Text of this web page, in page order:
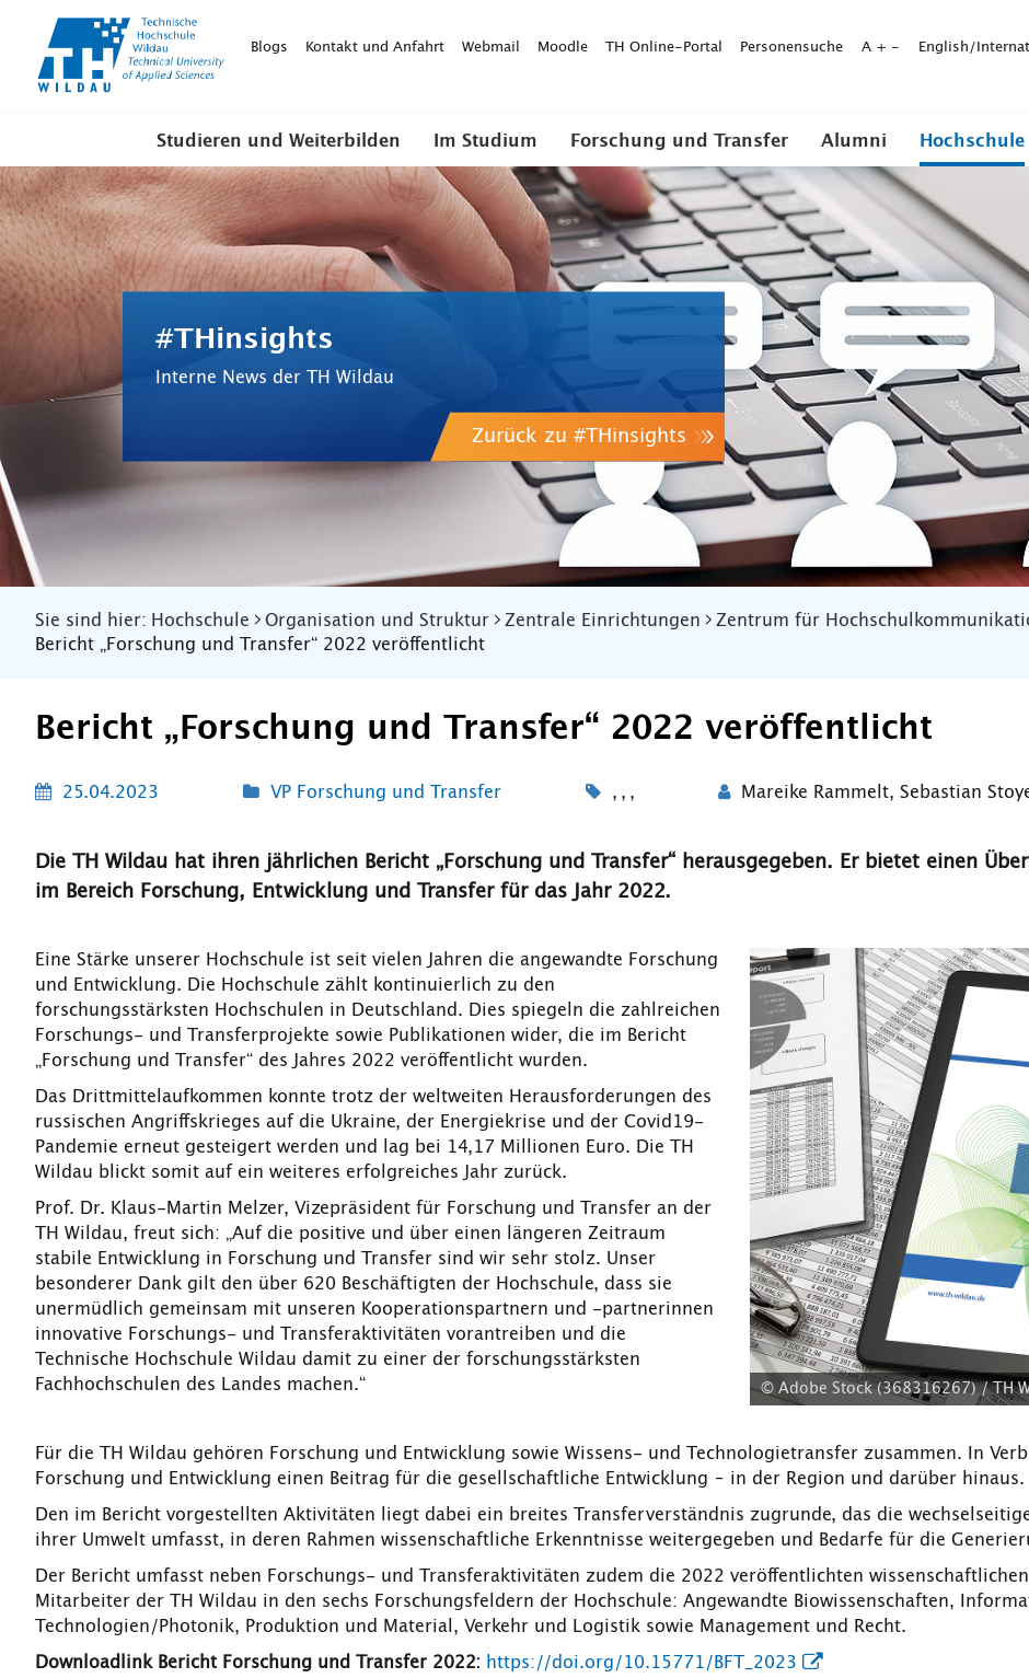
WildauBlogs Kontakt und Anfahrt Webmail Moodle TH Online-Portal Personensuche A + - English/
Studieren und Weiterbilden Im Studium Forschung und Transfer Alumni Hochschule
#THinsights
Interne News der TH Wildau
Zurück zu #THinsights
Sie sind hier: Hochschule Organisation und Struktur Zentrale Einrichtungen Zentrum für
Bericht „Forschung und Transfer“ 2022 veröffentlicht
Bericht „Forschung und Transfer“ 2022 veröffentlicht
25.04.2023 VP Forschung und Transfer , , , Mareike Rammelt,Sebastian
Die TH Wildau hat ihren jährlichen Bericht „Forschung und Transfer“ herausgegeben. Er bietet einen
im Bereich Forschung, Entwicklung und Transfer für das Jahr 2022.
Eine Stärke unserer Hochschule ist seit vielen Jahren die angewandte Forschung
und Entwicklung. Die Hochschule zählt kontinuierlich zu den
forschungsstärksten Hochschulen in Deutschland. Dies spiegeln die zahlreichen
Forschungs- und Transferprojekte sowie Publikationen wider, die im Bericht
„Forschung und Transfer“ des Jahres 2022 veröffentlicht wurden.
Das Drittmittelaufkommen konnte trotz der weltweiten Herausforderungen des
russischen Angriffskrieges auf die Ukraine, der Energiekrise und der Covid19-
Pandemie erneut gesteigert werden und lag bei 14,17 Millionen Euro. Die TH
Wildau blickt somit auf ein weiteres erfolgreiches Jahr zurück.
Prof. Dr. Klaus-Martin Melzer, Vizepräsident für Forschung und Transfer an der
TH Wildau, freut sich: „Auf die positive und über einen längeren Zeitraum
stabile Entwicklung in Forschung und Transfer sind wir sehr stolz. Unser
besonderer Dank gilt den über 620 Beschäftigten der Hochschule, dass sie
unermüdlich gemeinsam mit unseren Kooperationspartnern und -partnerinnen
innovative Forschungs- und Transferaktivitäten vorantreiben und die
Technische Hochschule Wildau damit zu einer der forschungsstärksten
Fachhochschulen des Landes machen.“
© Adobe Stock (368316267) / TH
Für die TH Wildau gehören Forschung und Entwicklung sowie Wissens- und Technologietransfer zusammen. In
Forschung und Entwicklung einen Beitrag für die gesellschaftliche Entwicklung – in der Region und darüber hinaus.
Den im Bericht vorgestellten Aktivitäten liegt dabei ein breites Transferverständnis zugrunde, das die
ihrer Umwelt umfasst, in deren Rahmen wissenschaftliche Erkenntnisse weitergegeben und Bedarfe für die
Der Bericht umfasst neben Forschungs- und Transferaktivitäten zudem die 2022 veröffentlichten
Mitarbeiter der TH Wildau in den sechs Forschungsfeldern der Hochschule: Angewandte Biowissenschaften,
Technologien/Photonik, Produktion und Material, Verkehr und Logistik sowie Management und Recht.
Downloadlink Bericht Forschung und Transfer 2022: https://doi.org/10.15771/BFT_2023